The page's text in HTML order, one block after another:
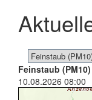
Feinstaub (PM10)
10.08.2026 08:00